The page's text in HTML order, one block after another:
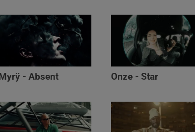
Myrÿ - Absent Onze - Star